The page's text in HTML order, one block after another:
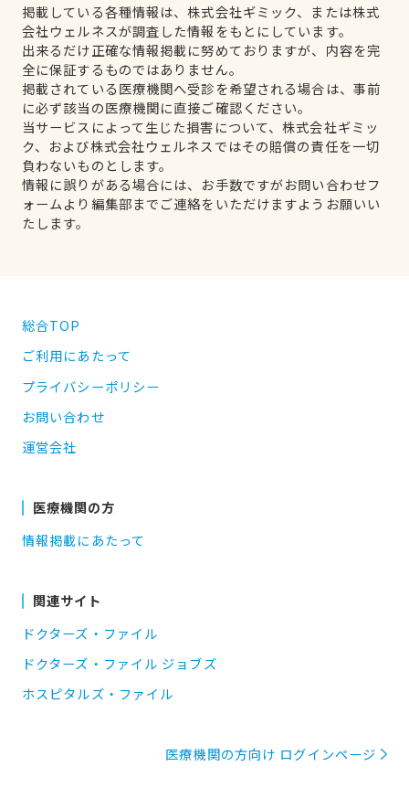
掲載している各種情報は、株式会社ギミック、または株式
会社ウェルネスが調査した情報をもとにしています。
出来るだけ正確な情報掲載に努めておりますが、内容を完
全に保証するものではありません。
掲載されている医療機関へ受診を希望される場合は、事前
に必ず該当の医療機関に直接ご確認ください。
当サービスによって生じた損害について、株式会社ギミッ
ク、および株式会社ウェルネスではその賠償の責任を一切
負わないものとします。
情報に誤りがある場合には、お手数ですがお問い合わせフ
ォームより編集部までご連絡をいただけますようお願いい
たします。
総合TOP
ご利用にあたって
プライバシーポリシー
お問い合わせ
運営会社
医療機関の方
情報掲載にあたって
関連サイト
ドクターズ・ファイル
ドクターズ・ファイル ジョブズ
ホスピタルズ・ファイル
医療機関の方向け ログインページ